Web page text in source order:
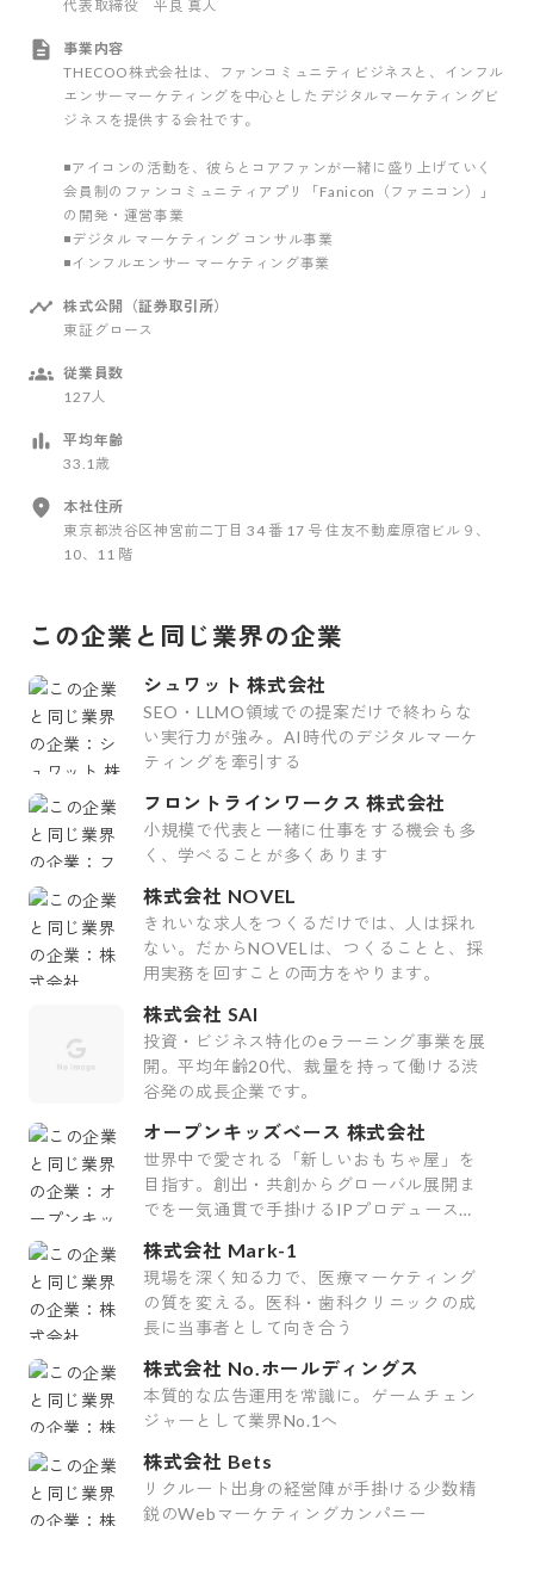
代表取締役 平良 真人
事業内容
THECOO株式会社は、ファンコミュニティビジネスと、インフル
エンサーマーケティングを中心としたデジタルマーケティングビ
ジネスを提供する会社です。
◾️アイコンの活動を、彼らとコアファンが一緒に盛り上げていく
会員制のファンコミュニティアプリ「Fanicon（ファニコン）」
の開発・運営事業
◾️デジタル マーケティング コンサル事業
◾️インフルエンサー マーケティング事業
株式公開（証券取引所）
東証グロース
従業員数
127人
平均年齢
33.1歳
本社住所
東京都渋谷区神宮前二丁目 34 番 17 号 住友不動産原宿ビル９、
10、11 階
この企業と同じ業界の企業
シュワット 株式会社
SEO・LLMO領域での提案だけで終わらな
い実行力が強み。AI時代のデジタルマーケ
ティングを牽引する
フロントラインワークス 株式会社
小規模で代表と一緒に仕事をする機会も多
く、学べることが多くあります
株式会社 NOVEL
きれいな求人をつくるだけでは、人は採れ
ない。だからNOVELは、つくることと、採
用実務を回すことの両方をやります。
株式会社 SAI
投資・ビジネス特化のeラーニング事業を展
開。平均年齢20代、裁量を持って働ける渋
谷発の成長企業です。
オープンキッズベース 株式会社
世界中で愛される「新しいおもちゃ屋」を
目指す。創出・共創からグローバル展開ま
でを一気通貫で手掛けるIPプロデュース企
株式会社 Mark-1
現場を深く知る力で、医療マーケティング
の質を変える。医科・歯科クリニックの成
長に当事者として向き合う
株式会社 No.ホールディングス
本質的な広告運用を常識に。ゲームチェン
ジャーとして業界No.1へ
株式会社 Bets
リクルート出身の経営陣が手掛ける少数精
鋭のWebマーケティングカンパニー